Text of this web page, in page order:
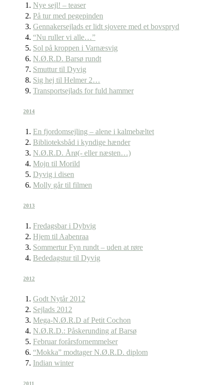
Nye sejl! – teaser
På tur med pegepinden
Gennakersejlads er lidt sjovere med et bovspryd
“Nu ruller vi alle…”
Sol på kroppen i Varnæsvig
N.Ø.R.D. Barsø rundt
Smuttur til Dyvig
Sig hej til Helmer 2…
Transportsejlads for fuld hammer
2014
En fjordomsejling – alene i kalmebæltet
Biblioteksbåd i kyndige hænder
N.Ø.R.D. Årø(- eller næsten…)
Mojn til Morild
Dyvig i disen
Molly går til filmen
2013
Fredagsbar i Dybvig
Hjem til Aabenraa
Sommertur Fyn rundt – uden at røre
Bededagstur til Dyvig
2012
Godt Nytår 2012
Sejlads 2012
Mega-N.Ø.R.D af Petit Cochon
N.Ø.R.D.: Påskerunding af Barsø
Februar forårsfornemmelser
“Mokka” modtager N.Ø.R.D. diplom
Indian winter
2011